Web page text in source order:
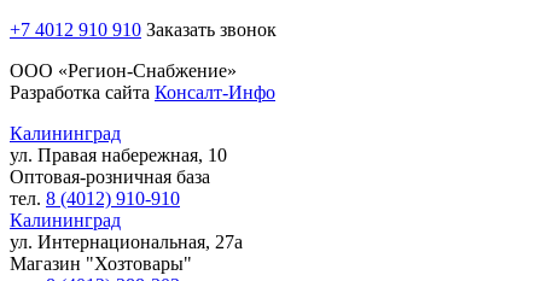
+7 4012 910 910 Заказать звонок
ООО «Регион-Снабжение»
Разработка сайта Консалт-Инфо
Калининград
ул. Правая набережная, 10
Оптовая-розничная база
тел. 8 (4012) 910-910
Калининград
ул. Интернациональная, 27а
Магазин "Хозтовары"